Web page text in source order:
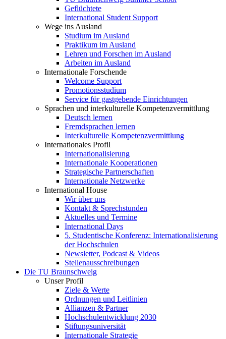
Geflüchtete
International Student Support
Wege ins Ausland
Studium im Ausland
Praktikum im Ausland
Lehren und Forschen im Ausland
Arbeiten im Ausland
Internationale Forschende
Welcome Support
Promotionsstudium
Service für gastgebende Einrichtungen
Sprachen und interkulturelle Kompetenzvermittlung
Deutsch lernen
Fremdsprachen lernen
Interkulturelle Kompetenzvermittlung
Internationales Profil
Internationalisierung
Internationale Kooperationen
Strategische Partnerschaften
Internationale Netzwerke
International House
Wir über uns
Kontakt & Sprechstunden
Aktuelles und Termine
International Days
5. Studentische Konferenz: Internationalisierung
der Hochschulen
Newsletter, Podcast & Videos
Stellenausschreibungen
Die TU Braunschweig
Unser Profil
Ziele & Werte
Ordnungen und Leitlinien
Allianzen & Partner
Hochschulentwicklung 2030
Stiftungsuniversität
Internationale Strategie